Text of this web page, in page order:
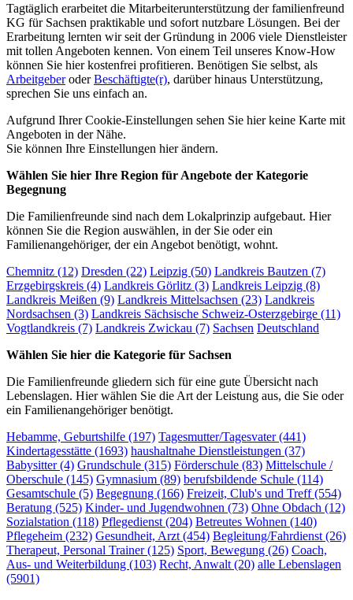
Tagtäglich erarbeitet die Mitarbeiterunterstützung der familienfreund
KG für Sachsen praktikable und sofort nutzbare Lösungen. Bei der
Erarbeitung lernten wir seit der Gründung in 2006 viele Dienstleister
mit tollen Angeboten kennen. Von einem Teil unseres Know-How
können Sie hier kostenfrei profitieren. Benötigen Sie selbst, als
ArbeitgeberoderBeschäftigte(r), darüber hinaus Unterstützung,
sprechen Sie uns einfach an.
Aufgrund Ihrer Cookie-Einstellungen sehen Sie hier keine Karte mit
Angeboten in der Nähe.
Sie können Ihre Einstellungen hierändern.
Wählen Sie hier Ihre Region für Angebote der Kategorie
Begegnung
Die Familienfreunde sind nach dem Lokalprinzip aufgebaut. Hier
können Sie die Region auswählen, in der Sie oder ein
Familienangehöriger, der ein Angebot benötigt, wohnt.
Chemnitz (12) Dresden (22) Leipzig (50) Landkreis Bautzen (7)
Erzgebirgskreis (4) Landkreis Görlitz (3) Landkreis Leipzig (8)
Landkreis Meißen (9) Landkreis Mittelsachsen (23) Landkreis
Nordsachsen (3) Landkreis Sächsische Schweiz-Osterzgebirge (11)
Vogtlandkreis (7) Landkreis Zwickau (7) Sachsen Deutschland
Wählen Sie hier die Kategorie für Sachsen
Die Familienfreunde gliedern sich für eine gute Übersicht nach
Lebenslagen. Hier wählen Sie die Art der Leistung aus, die Sie oder
ein Familienangehöriger benötigt.
Hebamme, Geburtshilfe (197) Tagesmutter/Tagesvater (441)
Kindertagesstätte (1693) haushaltnahe Dienstleistungen (37)
Babysitter (4) Grundschule (315) Förderschule (83) Mittelschule /
Oberschule (145) Gymnasium (89) berufsbildende Schule (114)
Gesamtschule (5) Begegnung (166) Freizeit, Club's und Treff (554)
Beratung (525) Kinder- und Jugendwohnen (73) Ohne Obdach (12)
Sozialstation (118) Pflegedienst (204) Betreutes Wohnen (140)
Pflegeheim (232) Gesundheit, Arzt (454) Begleitung/Fahrdienst (26)
Therapeut, Personal Trainer (125) Sport, Bewegung (26) Coach,
Aus- und Weiterbildung (103) Recht, Anwalt (20) alle Lebenslagen
(5901)